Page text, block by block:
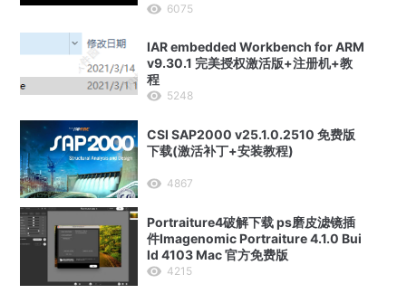
6075
IAR embedded Workbench for ARM
v9.30.1 完美授权激活版+注册机+教
程
5248
CSI SAP2000 v25.1.0.2510 免费版
下载(激活补丁+安装教程)
4867
Portraiture4破解下载 ps磨皮滤镜插
件Imagenomic Portraiture 4.1.0 Bui
ld 4103 Mac 官方免费版
4215